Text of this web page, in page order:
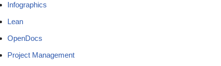
Infographics
Lean
OpenDocs
Project Management